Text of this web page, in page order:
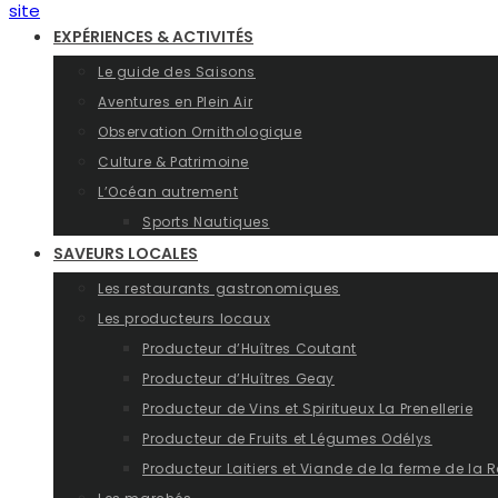
EXPÉRIENCES & ACTIVITÉS
Le guide des Saisons
Aventures en Plein Air
Observation Ornithologique
Culture & Patrimoine
L’Océan autrement
Sports Nautiques
SAVEURS LOCALES
Les restaurants gastronomiques
Les producteurs locaux
Producteur d’Huîtres Coutant
Producteur d’Huîtres Geay
Producteur de Vins et Spiritueux La Prenellerie
Producteur de Fruits et Légumes Odélys
Producteur Laitiers et Viande de la ferme de la